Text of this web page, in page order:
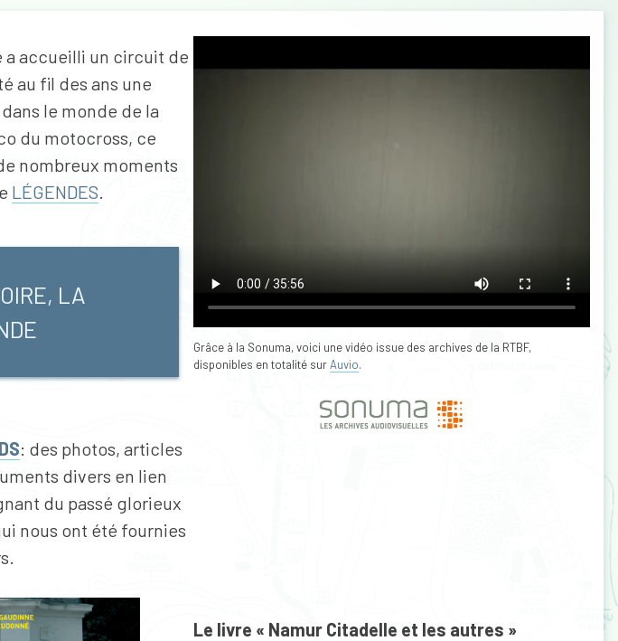
a accueilli un circuit de
au fil des ans une
le monde de la
du motocross, ce
nombreux moments
LÉGENDES.
LA
: des photos, articles
divers en lien
du passé glorieux
nous ont été fournies
Grâce à la Sonuma, voici une vidéo issue des archives de la RTBF,
disponibles en totalité surAuvio.
Le livre « Namur Citadelle et les autres »